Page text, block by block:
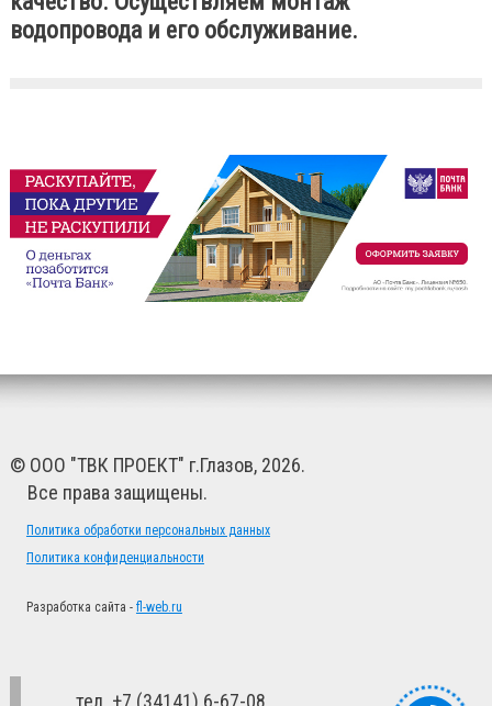
водопровода и его обслуживание.
© ООО "ТВК ПРОЕКТ" г.Глазов, 2026.
Все права защищены.
Политика обработки персональных данных
Политика конфиденциальности
Разработка сайта - fl-web.ru